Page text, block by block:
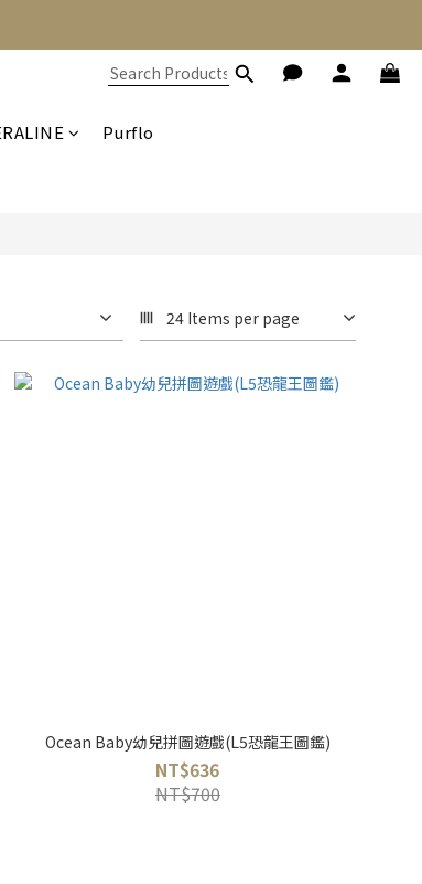
Purflo
24 Items per page
Ocean Baby幼兒拼圖遊戲(L5恐龍王圖鑑)
NT$636
NT$700